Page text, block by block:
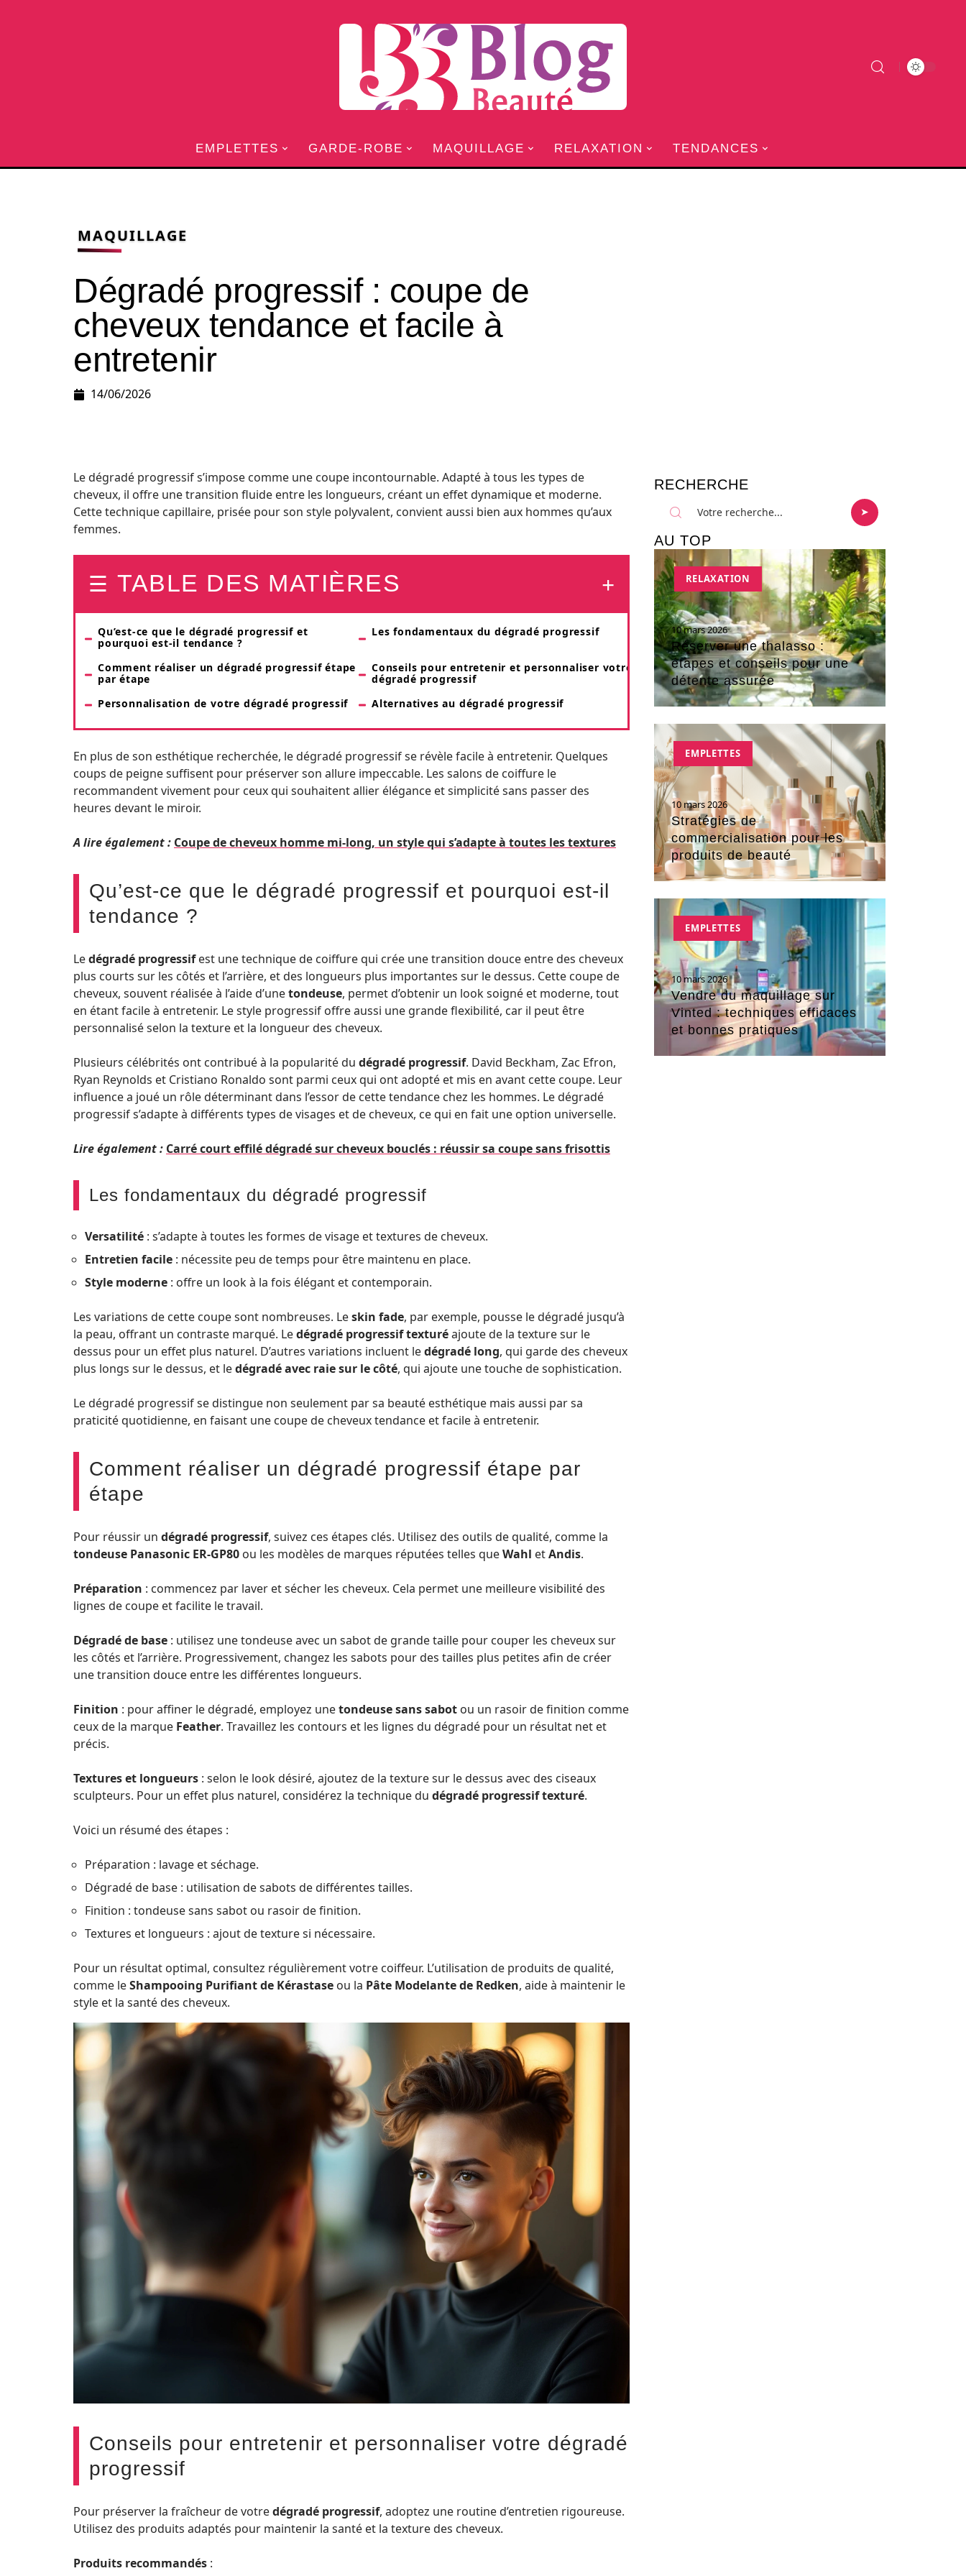
EMPLETTES GARDE-ROBE MAQUILLAGE RELAXATION TENDANCES
MAQUILLAGE
Dégradé progressif : coupe de
cheveux tendance et facile à
entretenir
14/06/2026
Le dégradé progressif s’impose comme une coupe incontournable. Adapté à tous les types de
cheveux, il offre une transition fluide entre les longueurs, créant un effet dynamique et moderne.
Cette technique capillaire, prisée pour son style polyvalent, convient aussi bien aux hommes qu’aux
femmes.
TABLE DES MATIÈRES
Qu’est-ce que le dégradé progressif et
pourquoi est-il tendance ?
Les fondamentaux du dégradé progressif
Comment réaliser un dégradé progressif étape
par étape
Conseils pour entretenir et personnaliser votre
dégradé progressif
Personnalisation de votre dégradé progressif
Alternatives au dégradé progressif
En plus de son esthétique recherchée, le dégradé progressif se révèle facile à entretenir. Quelques
coups de peigne suffisent pour préserver son allure impeccable. Les salons de coiffure le
recommandent vivement pour ceux qui souhaitent allier élégance et simplicité sans passer des
heures devant le miroir.
A lire également : Coupe de cheveux homme mi-long, un style qui s’adapte à toutes les textures
Qu’est-ce que le dégradé progressif et pourquoi est-il
tendance ?
Ledégradé progressifest une technique de coiffure qui crée une transition douce entre des cheveux
plus courts sur les côtés et l’arrière, et des longueurs plus importantes sur le dessus. Cette coupe de
cheveux, souvent réalisée à l’aide d’unetondeuse, permet d’obtenir un look soigné et moderne, tout
en étant facile à entretenir. Le style progressif offre aussi une grande flexibilité, car il peut être
personnalisé selon la texture et la longueur des cheveux.
Plusieurs célébrités ont contribué à la popularité du dégradé progressif. David Beckham, Zac Efron,
Ryan Reynolds et Cristiano Ronaldo sont parmi ceux qui ont adopté et mis en avant cette coupe. Leur
influence a joué un rôle déterminant dans l’essor de cette tendance chez les hommes. Le dégradé
progressif s’adapte à différents types de visages et de cheveux, ce qui en fait une option universelle.
Lire également : Carré court effilé dégradé sur cheveux bouclés : réussir sa coupe sans frisottis
Les fondamentaux du dégradé progressif
Versatilité : s’adapte à toutes les formes de visage et textures de cheveux.
Entretien facile : nécessite peu de temps pour être maintenu en place.
Style moderne : offre un look à la fois élégant et contemporain.
Les variations de cette coupe sont nombreuses. Leskin fade, par exemple, pousse le dégradé jusqu’à
la peau, offrant un contraste marqué. Ledégradé progressif texturéajoute de la texture sur le
dessus pour un effet plus naturel. D’autres variations incluent ledégradé long, qui garde des cheveux
plus longs sur le dessus, et ledégradé avec raie sur le côté, qui ajoute une touche de sophistication.
Le dégradé progressif se distingue non seulement par sa beauté esthétique mais aussi par sa
praticité quotidienne, en faisant une coupe de cheveux tendance et facile à entretenir.
Comment réaliser un dégradé progressif étape par
étape
Pour réussir un dégradé progressif, suivez ces étapes clés. Utilisez des outils de qualité, comme la
tondeuse Panasonic ER-GP80 ou les modèles de marques réputées telles queWahl etAndis.
Préparation : commencez par laver et sécher les cheveux. Cela permet une meilleure visibilité des
lignes de coupe et facilite le travail.
Dégradé de base : utilisez une tondeuse avec un sabot de grande taille pour couper les cheveux sur
les côtés et l’arrière. Progressivement, changez les sabots pour des tailles plus petites afin de créer
une transition douce entre les différentes longueurs.
Finition : pour affiner le dégradé, employez unetondeuse sans sabot ou un rasoir de finition comme
ceux de la marque Feather. Travaillez les contours et les lignes du dégradé pour un résultat net et
précis.
Textures et longueurs : selon le look désiré, ajoutez de la texture sur le dessus avec des ciseaux
sculpteurs. Pour un effet plus naturel, considérez la technique du dégradé progressif texturé.
Voici un résumé des étapes :
Préparation : lavage et séchage.
Dégradé de base : utilisation de sabots de différentes tailles.
Finition : tondeuse sans sabot ou rasoir de finition.
Textures et longueurs : ajout de texture si nécessaire.
Pour un résultat optimal, consultez régulièrement votre coiffeur. L’utilisation de produits de qualité,
comme leShampooing Purifiant de Kérastase ou la Pâte Modelante de Redken, aide à maintenir le
style et la santé des cheveux.
Conseils pour entretenir et personnaliser votre dégradé
progressif
Pour préserver la fraîcheur de votredégradé progressif, adoptez une routine d’entretien rigoureuse.
Utilisez des produits adaptés pour maintenir la santé et la texture des cheveux.
Produits recommandés :
RECHERCHE
AU TOP
RELAXATION
10 mars 2026
Réserver une thalasso :
étapes et conseils pour une
détente assurée
EMPLETTES
10 mars 2026
Stratégies de
commercialisation pour les
produits de beauté
EMPLETTES
10 mars 2026
Vendre du maquillage sur
Vinted : techniques efficaces
et bonnes pratiques